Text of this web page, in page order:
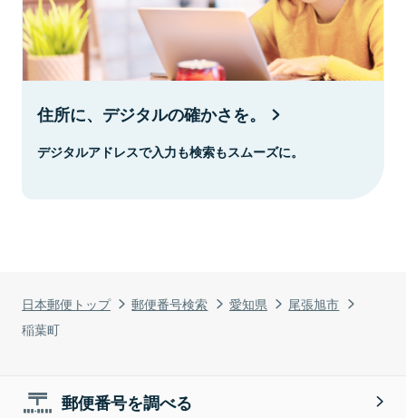
日本郵便トップ 郵便番号検索 愛知県
尾張旭市
稲葉町
住所に、デジタルの確かさを。
デジタルアドレスで入力も検索もスムーズに。
郵便番号を調べる